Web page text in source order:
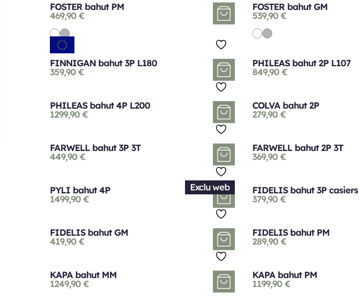
FOSTER bahut PM
469,90 €
FOSTER bahut GM
539,90€
FINNIGAN bahut 3P L180
359,90 €
PHILEAS bahut 2P L107
849,90€
PHILEAS bahut 4P L200
1299,90 €
COLVA bahut 2P
279,90€
FARWELL bahut 3P 3T
449,90 €
FARWELL bahut 2P 3T
369,90€
Exclu web
PYLI bahut 4P
1499,90 €
FIDELIS bahut 3P casiers
379,90€
FIDELIS bahut GM
419,90 €
FIDELIS bahut PM
289,90€
KAPA bahut MM
1249,90 €
KAPA bahut PM
1199,90€